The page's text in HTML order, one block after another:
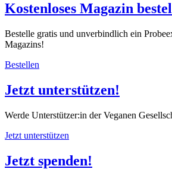
Kostenloses Magazin
Bestelle gratis und unverbindlich ein
Magazins!
Bestellen
Jetzt unterstützen!
Werde Unterstützer:in der Veganen
Jetzt unterstützen
Jetzt spenden!